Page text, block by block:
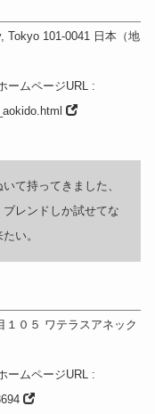
, Tokyo 101-0041 日本（地
ームページURL:
て持ってきました、
レンドしか試せてな
い。
１０５ ワテラスアネック
ームページURL: